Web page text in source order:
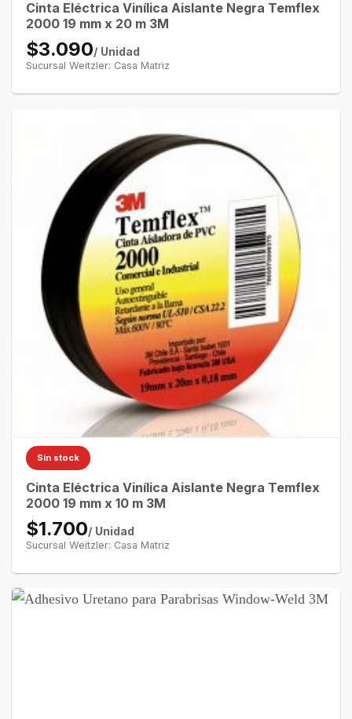
Cinta Eléctrica Vinílica Aislante Negra Temflex
2000 19 mm x 20 m 3M
$3.090/ Unidad
Sucursal Weitzler: Casa Matriz
Sin stock
Cinta Eléctrica Vinílica Aislante Negra Temflex
2000 19 mm x 10 m 3M
$1.700/ Unidad
Sucursal Weitzler: Casa Matriz